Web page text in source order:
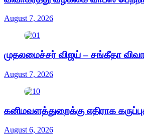
August 7, 2026
முதலமைச்சர் விஜய் – சங்கீதா
August 7, 2026
கனிமவளத்துறைக்கு எதிராக
August 6, 2026